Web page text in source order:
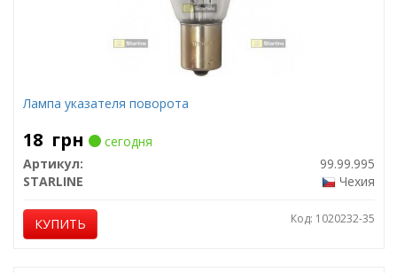
Лампа указателя поворота
18 грн
сегодня
Артикул:
99.99.995
STARLINE
Чехия
КУПИТЬ Код: 1020232-35